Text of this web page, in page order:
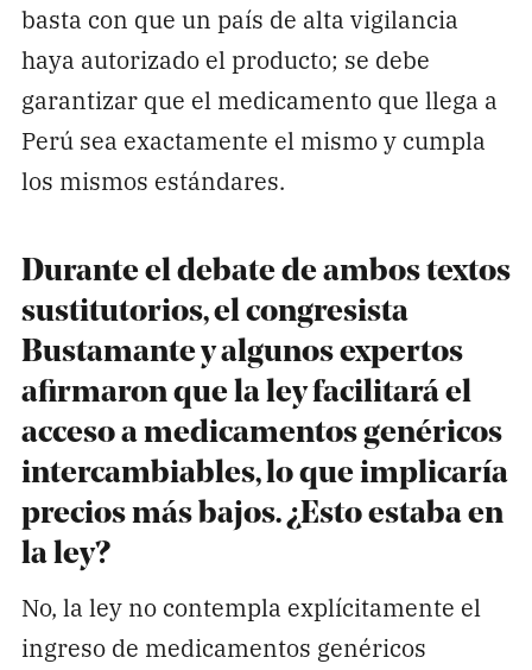
basta con que un país de alta vigilancia
haya autorizado el producto; se debe
garantizar que el medicamento que llega a
Perú sea exactamente el mismo y cumpla
los mismos estándares.
Durante el debate de ambos textos
sustitutorios, el congresista
Bustamante y algunos expertos
afirmaron que la ley facilitará el
acceso a medicamentos genéricos
intercambiables, lo que implicaría
precios más bajos. ¿Esto estaba en
la ley?
No, la ley no contempla explícitamente el
ingreso de medicamentos genéricos